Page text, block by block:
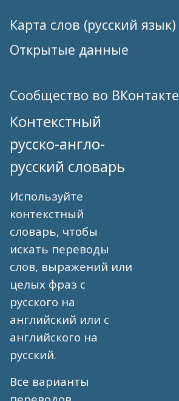
Карта слов (русский язык)
Открытые данные
Сообщество во ВКонтакте
Контекстный
русско-англо-
русский словарь
Используйте
контекстный
словарь, чтобы
искать переводы
слов, выражений или
целых фраз с
русского на
английский или с
английского на
русский.
Все варианты